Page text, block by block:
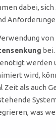
dabei, sich
von
werden
wird,
als auch
was